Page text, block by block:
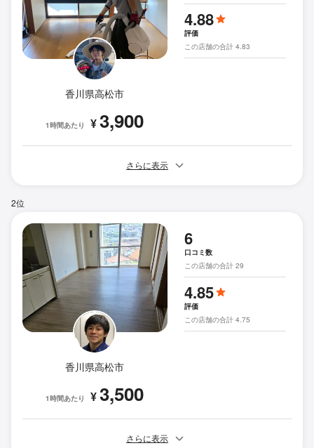
香川県高松市
1時間あたり ¥3,900
4.88
評価
この店舗の合計 4.83
さらに表示
2位
香川県高松市
1時間あたり ¥3,500
6
口コミ数
この店舗の合計 29
4.85
評価
この店舗の合計 4.75
さらに表示